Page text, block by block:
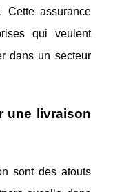
Cette assurance
qui veulent
dans un secteur
une livraison
sont des atouts